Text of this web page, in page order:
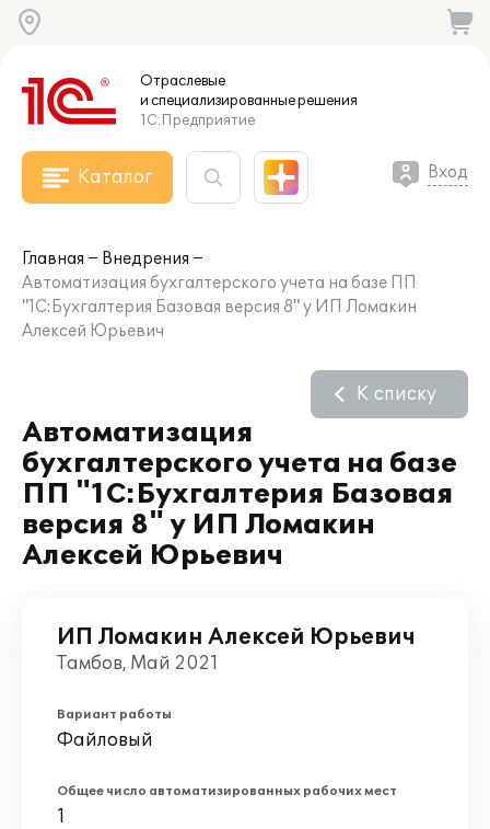
Отраслевые
и специализированныерешения
1С:Предприятие
Каталог Вход
Главная
Внедрения
Автоматизация бухгалтерского учета на базе ПП
"1С:Бухгалтерия Базовая версия 8" у ИП Ломакин
Алексей Юрьевич
Автоматизация
бухгалтерского учета на базе
ПП "1С:Бухгалтерия Базовая
версия 8" у ИП Ломакин
Алексей Юрьевич
К списку
ИП Ломакин Алексей Юрьевич
Тамбов, Май 2021
Вариант работы
Файловый
Общее число автоматизированных рабочих мест
1